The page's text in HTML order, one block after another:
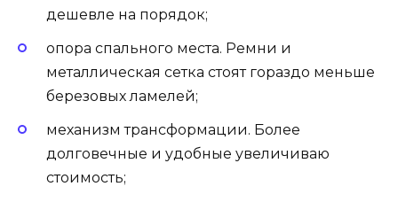
дешевле на порядок;
опора спального места. Ремни и
металлическая сетка стоят гораздо меньше
березовых ламелей;
механизм трансформации. Более
долговечные и удобные увеличиваю
стоимость;